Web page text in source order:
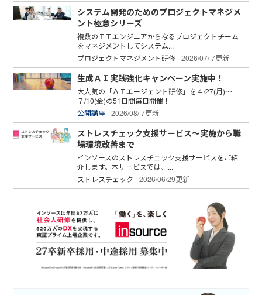
システム開発のためのプロジェクトマネジメ
ント極意シリーズ
複数のＩＴエンジニアからなるプロジェクトチーム
をマネジメントしてシステム...
プロジェクトマネジメント研修 2026/07/ 7更新
生成ＡＩ実践強化キャンペーン実施中！
大人気の「ＡＩエージェント研修」を４/27(月)～
７/10(金)の51日間毎日開催！
公開講座 2026/08/ 7更新
ストレスチェック支援サービス～実施から職
場環境改善まで
インソースのストレスチェック支援サービスをご紹
介します。本サービスでは、...
ストレスチェック
2026/06/29更新